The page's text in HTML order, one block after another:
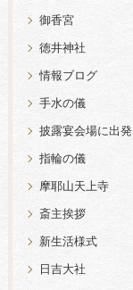
御香宮
徳井神社
情報ブログ
手水の儀
披露宴会場に出発
指輪の儀
摩耶山天上寺
斎主挨拶
新生活様式
日吉大社